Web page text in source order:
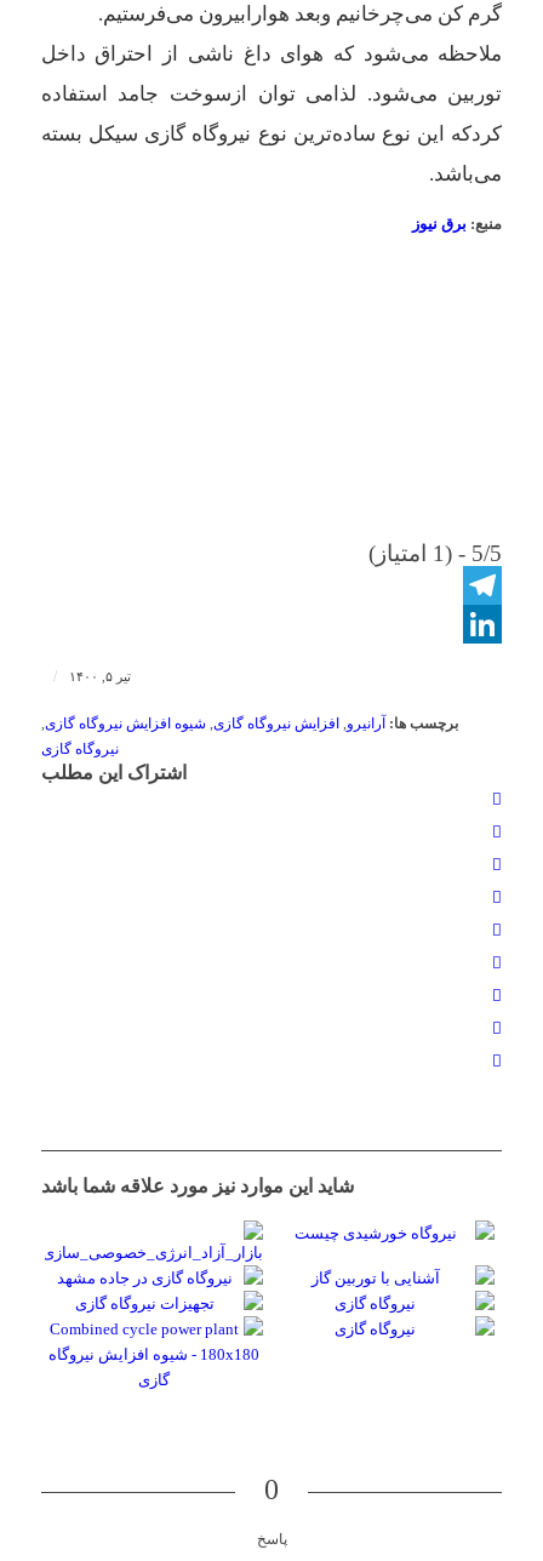
گرم کن می‌چرخانیم وبعد هوارابیرون می‌فرستیم.
ملاحظه می‌شود که هوای داغ ناشی از احتراق داخل
توربین می‌شود. لذامی توان ازسوخت جامد استفاده
کردکه این نوع ساده‌ترین نوع نیروگاه گازی سیکل بسته
می‌باشد.
منبع: برق نیوز
5/5 - (1 امتیاز)
Telegram
تیر ۵, ۱۴۰۰ /
برچسب ها: آرانیرو, افزایش نیروگاه گازی, شیوه افزایش نیروگاه گازی,
نیروگاه گازی
اشتراک این مطلب
شاید این موارد نیز مورد علاقه شما باشد
0
پاسخ